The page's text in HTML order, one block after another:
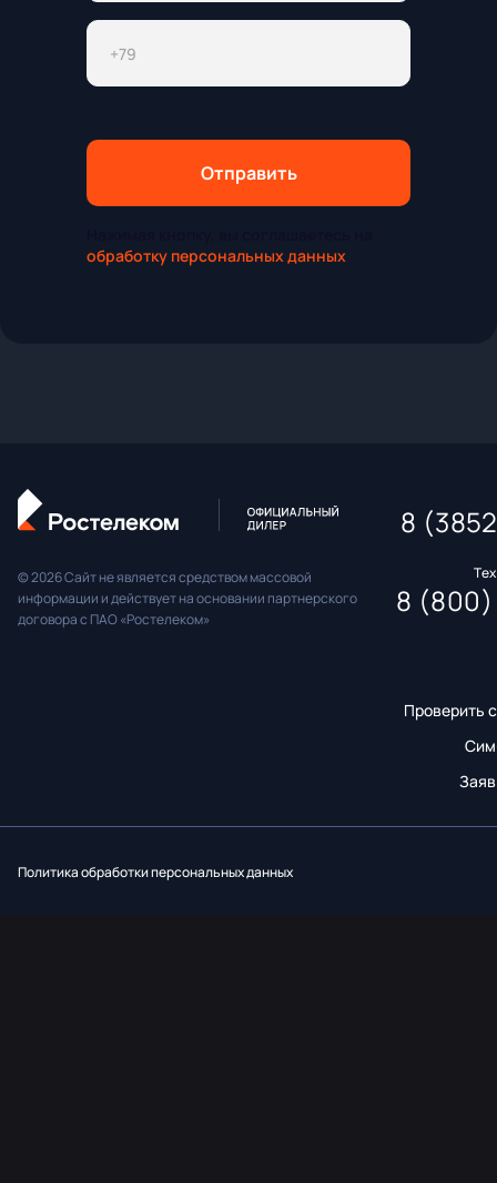
Отправить
обработку персональных данных
© 2026 Сайт не является средством массовой
информации и действует на основании партнерского
договора с ПАО «Ростелеком»
Проверить
8
8
Политика обработки персональных данных